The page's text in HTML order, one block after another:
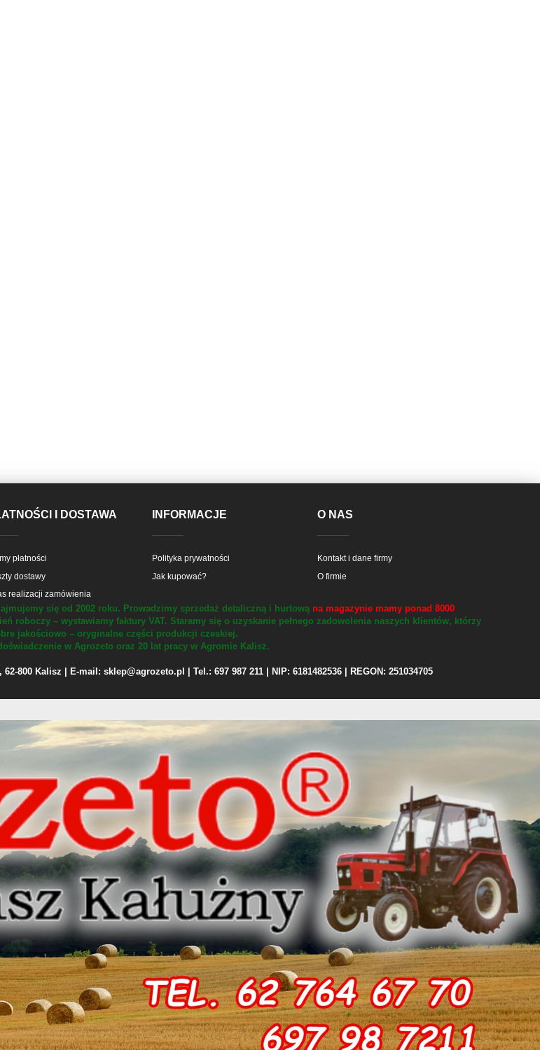
I DOSTAWA
płatności
dostawy
realizacji zamówienia
INFORMACJE
Polityka prywatności
Jak kupować?
O NAS
Kontakt i dane firmy
O firmie
się od 2002 roku. Prowadzimy sprzedaż detaliczną i hurtową na magazynie mamy ponad 8000
roboczy – wystawiamy faktury VAT. Staramy się o uzyskanie pełnego zadowolenia naszych klientów, którzy
jakościowo – oryginalne części produkcji czeskiej.
w Agrozeto oraz 20 lat pracy w Agromie Kalisz.
800 Kalisz | E-mail: sklep@agrozeto.pl | Tel.: 697 987 211 | NIP: 6181482536 | REGON: 251034705